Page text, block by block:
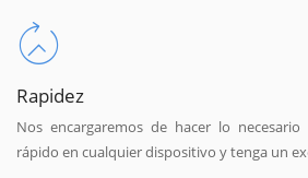
Rapidez
Nos encargaremos de hacer lo
rápido en cualquier dispositivo y tenga un